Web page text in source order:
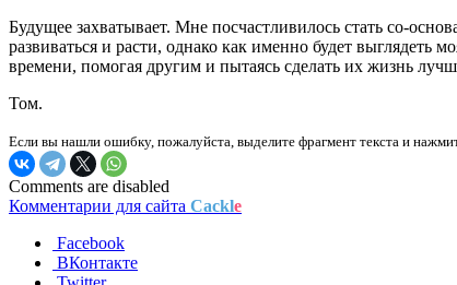
Будущее захватывает. Мне посчастливилось стать со-
развиваться и расти, однако как именно будет выглядеть
времени, помогая другим и пытаясь сделать их жизнь
Том.
Если вы нашли ошибку, пожалуйста, выделите фрагмент текста и
Comments are disabled
Комментарии для сайта Cackle
Facebook
ВКонтакте